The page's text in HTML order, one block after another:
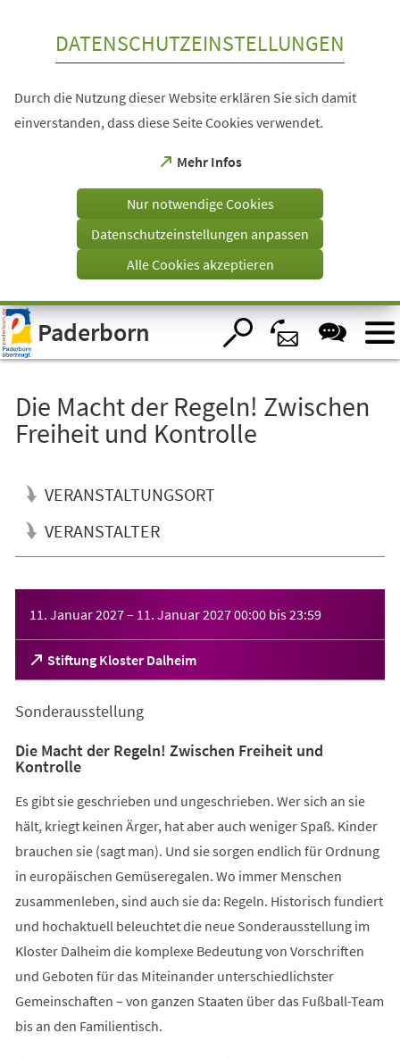
Visuelle
Assistenzsoftware
öffnen.
DATENSCHUTZEINSTELLUNGEN
Durch die Nutzung dieser Website erklären Sie sich damit
einverstanden, dass diese Seite Cookies verwendet.
Mehr Infos
(Öffnet
einem
Tab)
Nur notwendige Cookies
Datenschutzeinstellungen anpassen
Alle Cookies akzeptieren
Paderborn
Die Macht der Regeln! Zwischen
Freiheit und Kontrolle
VERANSTALTUNGSORT
VERANSTALTER
11. Januar 2027– 11. Januar 202700:00 bis23:59
Stiftung Kloster Dalheim
(Öffnet
in
neuen
Sonderausstellung
Die Macht der Regeln! Zwischen Freiheit und
Kontrolle
Es gibt sie geschrieben und ungeschrieben. Wer sich an sie
hält, kriegt keinen Ärger, hat aber auch weniger Spaß. Kinder
brauchen sie (sagt man). Und sie sorgen endlich für Ordnung
in europäischen Gemüseregalen. Wo immer Menschen
zusammenleben, sind auch sie da: Regeln. Historisch fundiert
und hochaktuell beleuchtet die neue Sonderausstellung im
Kloster Dalheim die komplexe Bedeutung von Vorschriften
und Geboten für das Miteinander unterschiedlichster
Gemeinschaften – von ganzen Staaten über das Fußball-Team
bis an den Familientisch.